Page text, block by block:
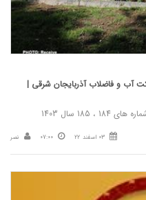
آب و فاضلاب آذربایجان شرقی |
سال 1403
03 اسفند 22 07:00 نصر